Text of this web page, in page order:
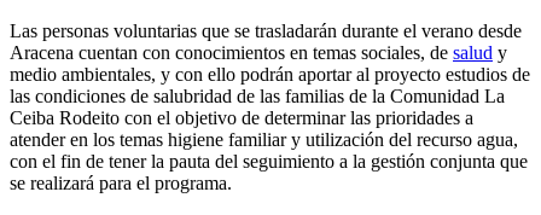
Las personas voluntarias que se trasladarán durante el verano desde
Aracena cuentan con conocimientos en temas sociales, de salud y
medio ambientales, y con ello podrán aportar al proyecto estudios de
las condiciones de salubridad de las familias de la Comunidad La
Ceiba Rodeito con el objetivo de determinar las prioridades a
atender en los temas higiene familiar y utilización del recurso agua,
con el fin de tener la pauta del seguimiento a la gestión conjunta que
se realizará para el programa.